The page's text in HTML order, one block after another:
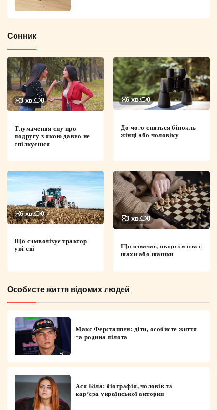
Сонник
3 хв. 0
Тлумачення сну про
подругу з якою давно не
спілкуєшся
6 хв. 0
До чого сниться бінокль
жінці або чоловіку
6 хв. 0
Що символізує трактор
уві сні
3 хв. 0
Що означає, якщо сняться
шахи або шашки
Особисте життя відомих людей
Макс Ферстаппен: діти, особисте життя
та родина пілота
Ася Біла: біографія, чоловік та
кар’єра української акторки